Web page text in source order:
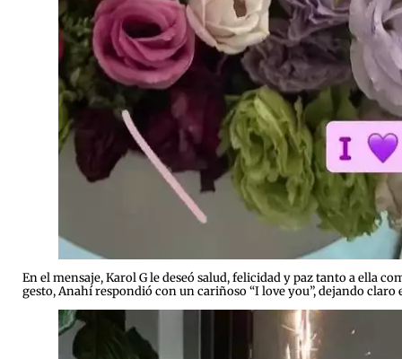
En el mensaje, Karol G le deseó salud, felicidad y paz tanto a ella
gesto, Anahí respondió con un cariñoso “I love you”, dejando